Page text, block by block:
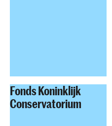
Fonds Koninklijk
Conservatorium